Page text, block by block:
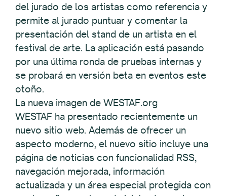
del jurado de los artistas como referencia y
permite al jurado puntuar y comentar la
presentación del stand de un artista en el
festival de arte. La aplicación está pasando
por una última ronda de pruebas internas y
se probará en versión beta en eventos este
otoño.
La nueva imagen de WESTAF.org
WESTAF ha presentado recientemente un
nuevo sitio web. Además de ofrecer un
aspecto moderno, el nuevo sitio incluye una
página de noticias con funcionalidad RSS,
navegación mejorada, información
actualizada y un área especial protegida con